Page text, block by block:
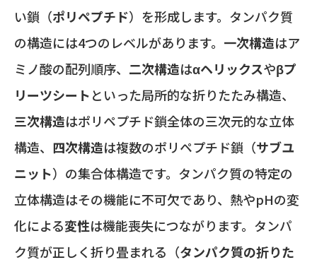
い鎖（ポリペプチド）を形成します。タンパク質
の構造には4つのレベルがあります。 一次構造はア
ミノ酸の配列順序、 二次構造はαヘリックスやβプ
リーツシートといった局所的な折りたたみ構造、
三次構造はポリペプチド鎖全体の三次元的な立体
構造、 四次構造は複数のポリペプチド鎖（サブユ
ニット）の集合体構造です。タンパク質の特定の
立体構造はその機能に不可欠であり、熱やpHの変
化による変性は機能喪失につながります。タンパ
ク質が正しく折り畳まれる（タンパク質の折りた